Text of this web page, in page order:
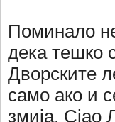
Поминало
дека тешко
Дворските
само ако и
змија. Сјао